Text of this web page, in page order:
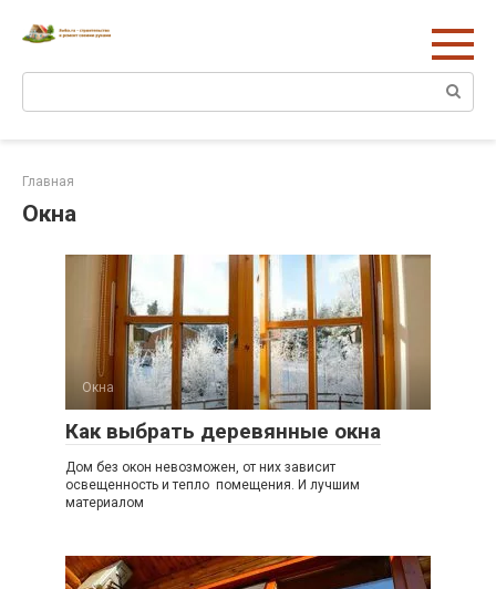
Главная
Окна
Окна
Как выбрать деревянные окна
Дом без окон невозможен, от них зависит
освещенность и тепло помещения. И лучшим
материалом